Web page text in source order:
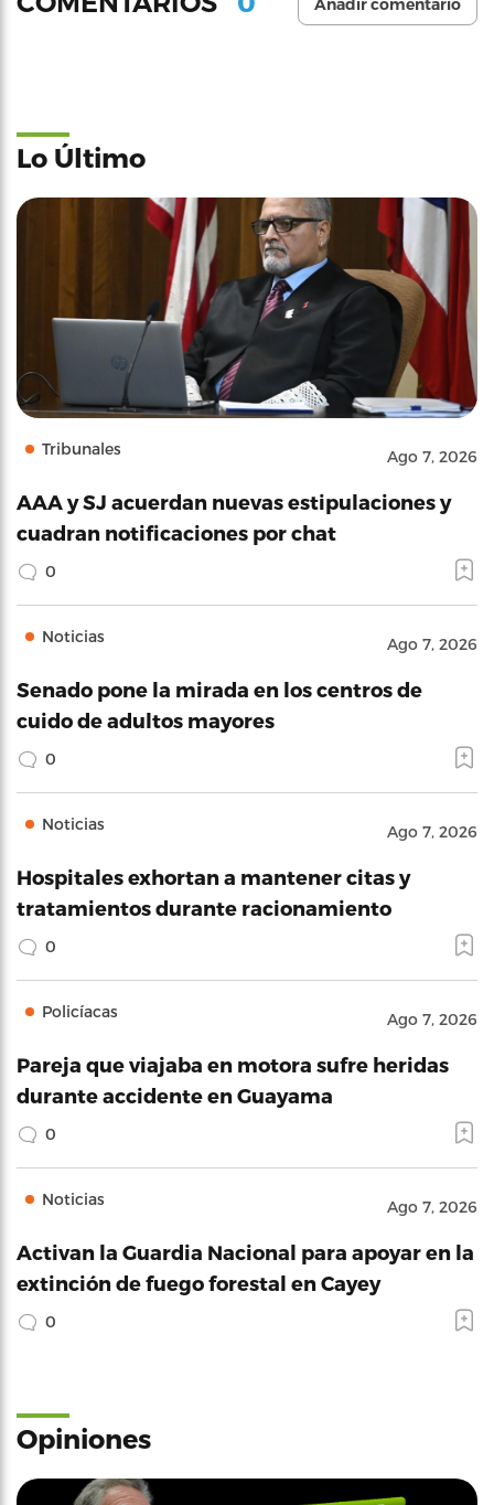
Añadir comentario
Lo Último
Tribunales Ago 7, 2026
AAA y SJ acuerdan nuevas estipulaciones y
cuadran notificaciones por chat
0
Noticias Ago 7, 2026
Senado pone la mirada en los centros de
cuido de adultos mayores
0
Noticias Ago 7, 2026
Hospitales exhortan a mantener citas y
tratamientos durante racionamiento
0
Policíacas Ago 7, 2026
Pareja que viajaba en motora sufre heridas
durante accidente en Guayama
0
Noticias Ago 7, 2026
Activan la Guardia Nacional para apoyar en la
extinción de fuego forestal en Cayey
0
Opiniones